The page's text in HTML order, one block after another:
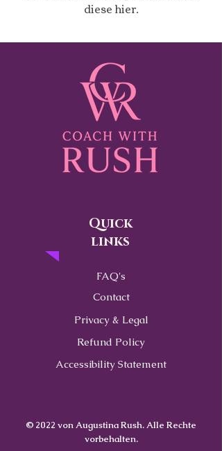
diese hier.
Quick
links
FAQ's
Contact
Privacy & Legal
Refund Policy
Accessibility Statement
© 2022 von Augustina Rush. Alle Rechte
vorbehalten.